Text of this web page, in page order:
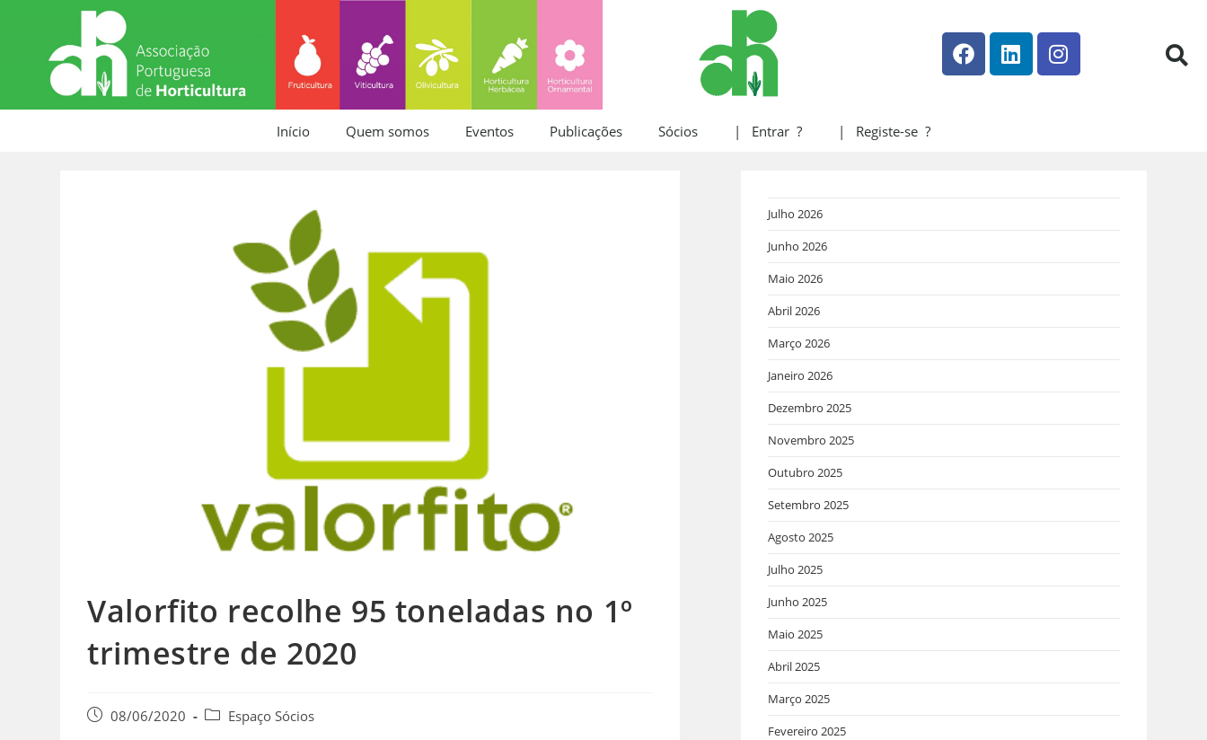
Início Quem somos Eventos Publicações Sócios | Entrar ? | Registe-se ?
Valorfito recolhe 95 toneladas no 1º
trimestre de 2020
08/06/2020 Espaço Sócios
Julho 2026
Junho 2026
Maio 2026
Abril 2026
Março 2026
Janeiro 2026
Dezembro 2025
Novembro 2025
Outubro 2025
Setembro 2025
Agosto 2025
Julho 2025
Junho 2025
Maio 2025
Abril 2025
Março 2025
Fevereiro 2025